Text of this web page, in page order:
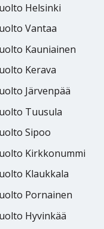
Helsinki
Vantaa
Kauniainen
Kerava
Järvenpää
Tuusula
Sipoo
Kirkkonummi
Klaukkala
Pornainen
Hyvinkää